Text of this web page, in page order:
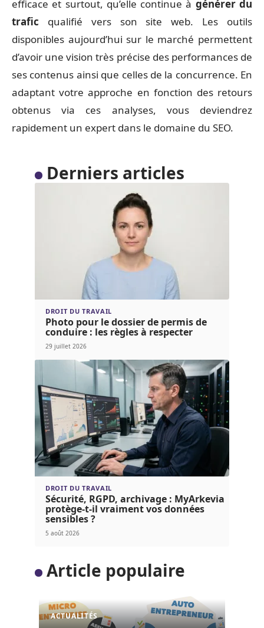
efficace et surtout, qu’elle continue à générer du
trafic qualifié vers son site web. Les outils
disponibles aujourd’hui sur le marché permettent
d’avoir une vision très précise des performances de
ses contenus ainsi que celles de la concurrence. En
adaptant votre approche en fonction des retours
obtenus via ces analyses, vous deviendrez
rapidement un expert dans le domaine du SEO.
Derniers articles
DROIT DU TRAVAIL
Photo pour le dossier de permis de
conduire : les règles à respecter
29 juillet 2026
DROIT DU TRAVAIL
Sécurité, RGPD, archivage : MyArkevia
protège-t-il vraiment vos données
sensibles ?
5 août 2026
Article populaire
ACTUALITÉS